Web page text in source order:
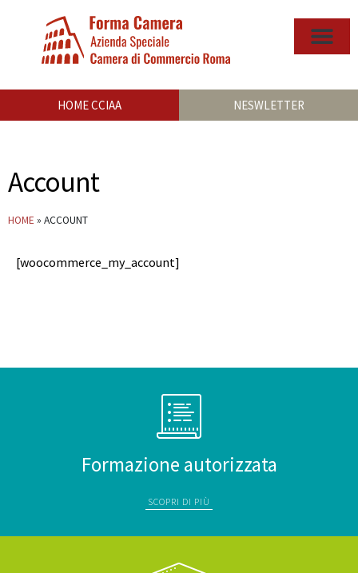
HOME CCIAA NESWLETTER
Account
HOME » ACCOUNT
[woocommerce_my_account]
Formazione autorizzata
SCOPRI DI PIÙ